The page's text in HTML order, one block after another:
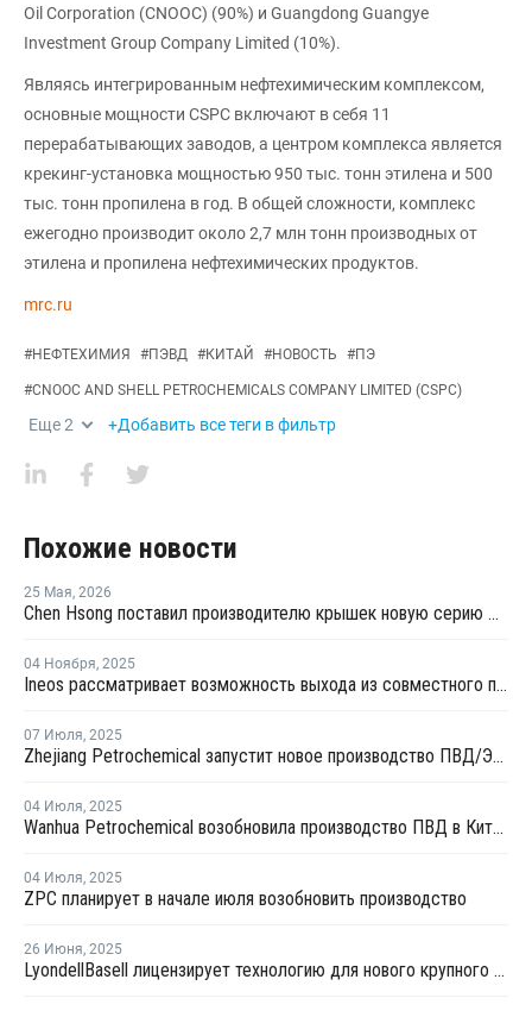
Oil Corporation (CNOOC) (90%) и Guangdong Guangye
Investment Group Company Limited (10%).
Являясь интегрированным нефтехимическим комплексом,
основные мощности CSPC включают в себя 11
перерабатывающих заводов, а центром комплекса является
крекинг-установка мощностью 950 тыс. тонн этилена и 500
тыс. тонн пропилена в год. В общей сложности, комплекс
ежегодно производит около 2,7 млн тонн производных от
этилена и пропилена нефтехимических продуктов.
mrc.ru
#НЕФТЕХИМИЯ #ПЭВД #КИТАЙ #НОВОСТЬ #ПЭ
#CNOOC AND SHELL PETROCHEMICALS COMPANY LIMITED (CSPC)
Еще2 +Добавить все теги в фильтр
Похожие новости
25 Мая, 2026
Chen Hsong поставил производителю крышек новую серию двухкомпонентных ТПА
04 Ноября, 2025
Ineos рассматривает возможность выхода из совместного предприятия Sinopec Petchems
07 Июля, 2025
Zhejiang Petrochemical запустит новое производство ПВД/ЭВА в первом квартале 2026 года
04 Июля, 2025
Wanhua Petrochemical возобновила производство ПВД в Китае
04 Июля, 2025
ZPC планирует в начале июля возобновить производство
26 Июня, 2025
LyondellBasell лицензирует технологию для нового крупного китайского полиолефинового комплекса